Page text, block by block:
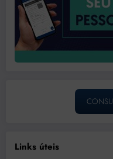
Links úteis